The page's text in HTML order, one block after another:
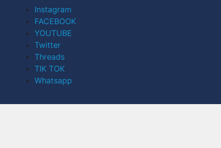
Instagram
FACEBOOK
YOUTUBE
Twitter
Threads
TIK TOK
Whatsapp